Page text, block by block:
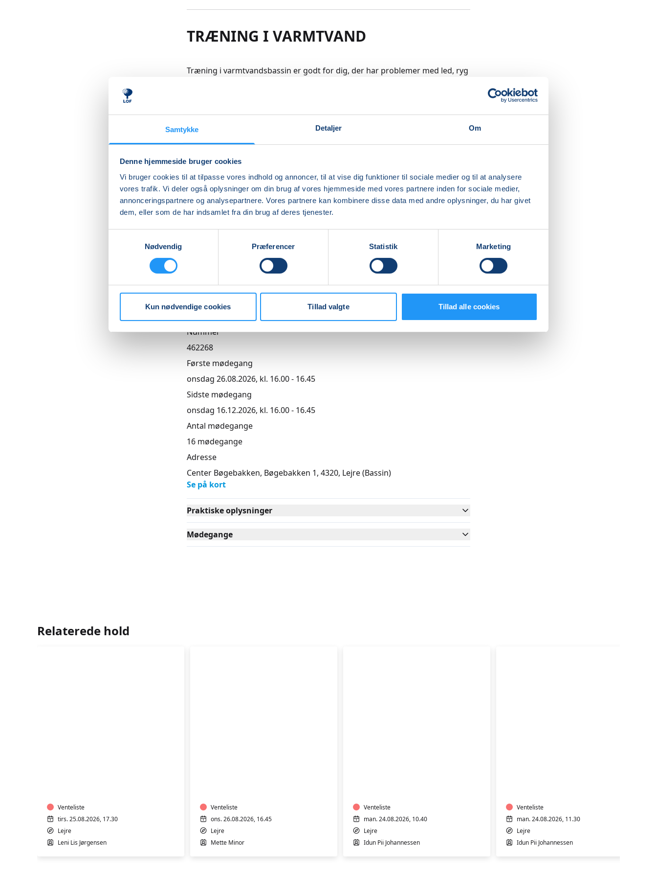
Samtykke Detaljer Om
Denne hjemmeside bruger cookies
Vi bruger cookies til at tilpasse vores indhold og annoncer, til at vise dig funktioner til sociale medier og til at analysere
vores trafik. Vi deler også oplysninger om din brug af vores hjemmeside med vores partnere inden for sociale medier,
annonceringspartnere og analysepartnere. Vores partnere kan kombinere disse data med andre oplysninger, du har givet
dem, eller som de har indsamlet fra din brug af deres tjenester.
Nødvendig
Præferencer Statistik Marketing
Kun nødvendige cookies Tillad valgte Tillad alle cookies
TRÆNING I VARMTVAND
Træning i varmtvandsbassin er godt for dig, der har problemer med led, ryg
OBS! Du skal kunne klare dig selv med bad og omklædning (eller selv have
en hjælper med)
Læs mere
Indlæser frie pladser...
Betal med
Hensyntagende undervisning
DKK 880,00
Info
Nummer
462268
Første mødegang
onsdag 26.08.2026, kl. 16.00 - 16.45
Sidste mødegang
onsdag 16.12.2026, kl. 16.00 - 16.45
Antal mødegange
16 mødegange
Adresse
Center Bøgebakken, Bøgebakken 1, 4320, Lejre(Bassin)
Se på kort
Praktiske oplysninger
Mødegange
Relaterede hold
Venteliste
tirs. 25.08.2026, 17.30
Lejre
Leni Lis Jørgensen
Venteliste
ons. 26.08.2026, 16.45
Lejre
Mette Minor
Venteliste
man. 24.08.2026, 10.40
Lejre
Idun Pii Johannessen
Venteliste
man. 24.08.2026, 11.30
Lejre
Idun Pii Johannessen